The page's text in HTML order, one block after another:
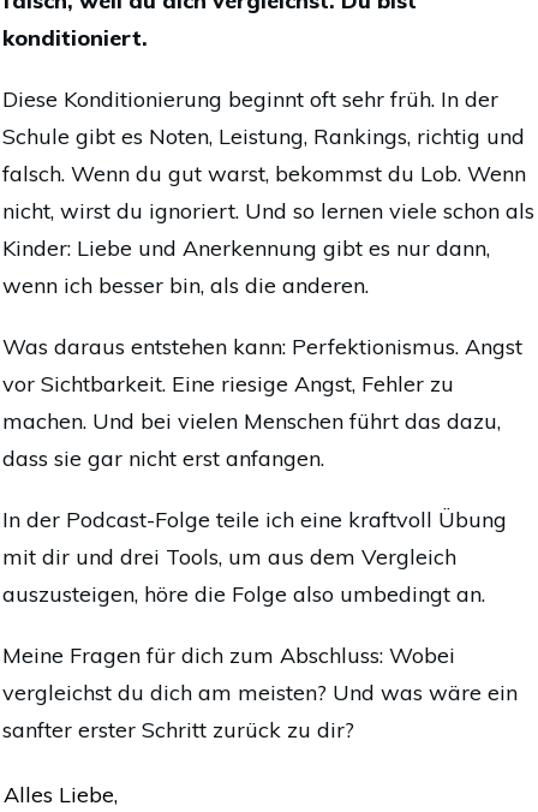
konditioniert.
Diese Konditionierung beginnt oft sehr früh. In der
Schule gibt es Noten, Leistung, Rankings, richtig und
falsch. Wenn du gut warst, bekommst du Lob. Wenn
nicht, wirst du ignoriert. Und so lernen viele schon als
Kinder: Liebe und Anerkennung gibt es nur dann,
wenn ich besser bin, als die anderen.
Was daraus entstehen kann: Perfektionismus. Angst
vor Sichtbarkeit. Eine riesige Angst, Fehler zu
machen. Und bei vielen Menschen führt das dazu,
dass sie gar nicht erst anfangen.
In der Podcast-Folge teile ich eine kraftvoll Übung
mit dir und drei Tools, um aus dem Vergleich
auszusteigen, höre die Folge also umbedingt an.
Meine Fragen für dich zum Abschluss: Wobei
vergleichst du dich am meisten? Und was wäre ein
sanfter erster Schritt zurück zu dir?
Alles Liebe,